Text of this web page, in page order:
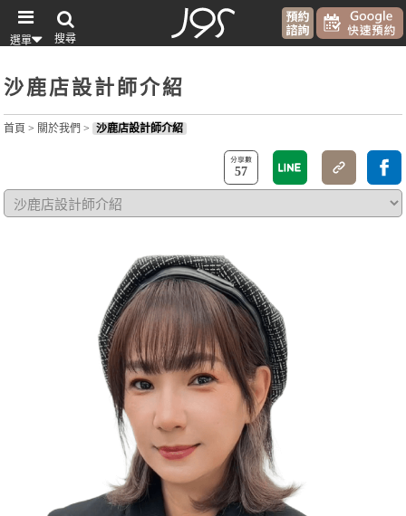
選單 搜尋
沙鹿店設計師介紹
首頁 > 關於我們 > 沙鹿店設計師介紹
57